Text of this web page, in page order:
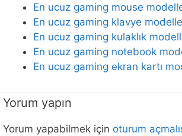
En ucuz gaming mouse
En ucuz gaming klavye
En ucuz gaming kulaklık
En ucuz gaming notebook
En ucuz gaming ekran kartı
Yorum yapın
Yorum yapabilmek için oturum